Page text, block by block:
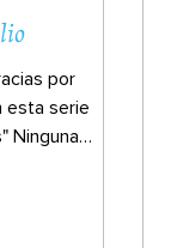
por
esta serie
Ninguna